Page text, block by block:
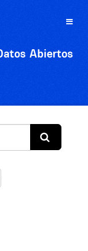
Toggle
Abiertos